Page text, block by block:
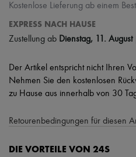
Kostenlose Lieferung ab einem
EXPRESS NACH HAUSE
Zustellung ab Dienstag, 11. August
Der Artikel entspricht nicht Ihren
Nehmen Sie den kostenlosen
zu Hause aus innerhalb von 30
Retourenbedingungen für diesen
DIE VORTEILE VON 24S